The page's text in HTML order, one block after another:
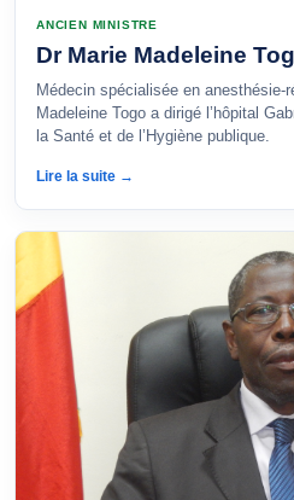
ANCIEN MINISTRE
Dr Marie Madeleine
Médecin spécialisée en anesthésie-
Madeleine Togo a dirigé l’hôpital
la Santé et de l’Hygiène publique.
Lire la suite →